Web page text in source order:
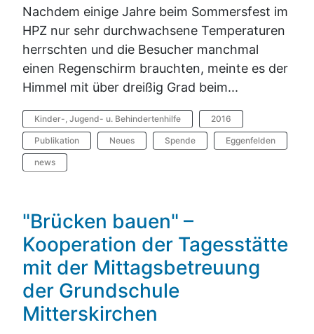
Nachdem einige Jahre beim Sommersfest im
HPZ nur sehr durchwachsene Temperaturen
herrschten und die Besucher manchmal
einen Regenschirm brauchten, meinte es der
Himmel mit über dreißig Grad beim...
Kinder-, Jugend- u. Behindertenhilfe 2016
Publikation Neues Spende Eggenfelden
news
"Brücken bauen" –
Kooperation der Tagesstätte
mit der Mittagsbetreuung
der Grundschule
Mitterskirchen